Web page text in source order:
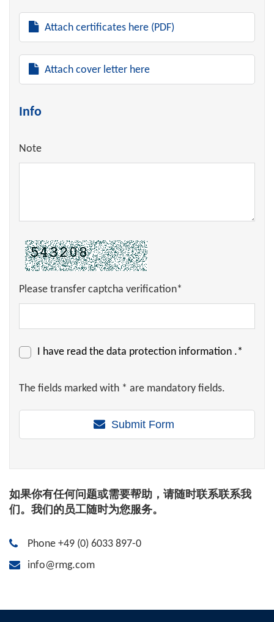
Attach certificates here (PDF)
Attach cover letter here
Info
Note
Please transfer captcha verification*
I have read the data protection information .*
The fields marked with * are mandatory fields.
Submit Form
如果你有任何问题或需要帮助，请随时联系联系我
们。我们的员工随时为您服务。
Phone +49 (0) 6033 897-0
info@rmg.com